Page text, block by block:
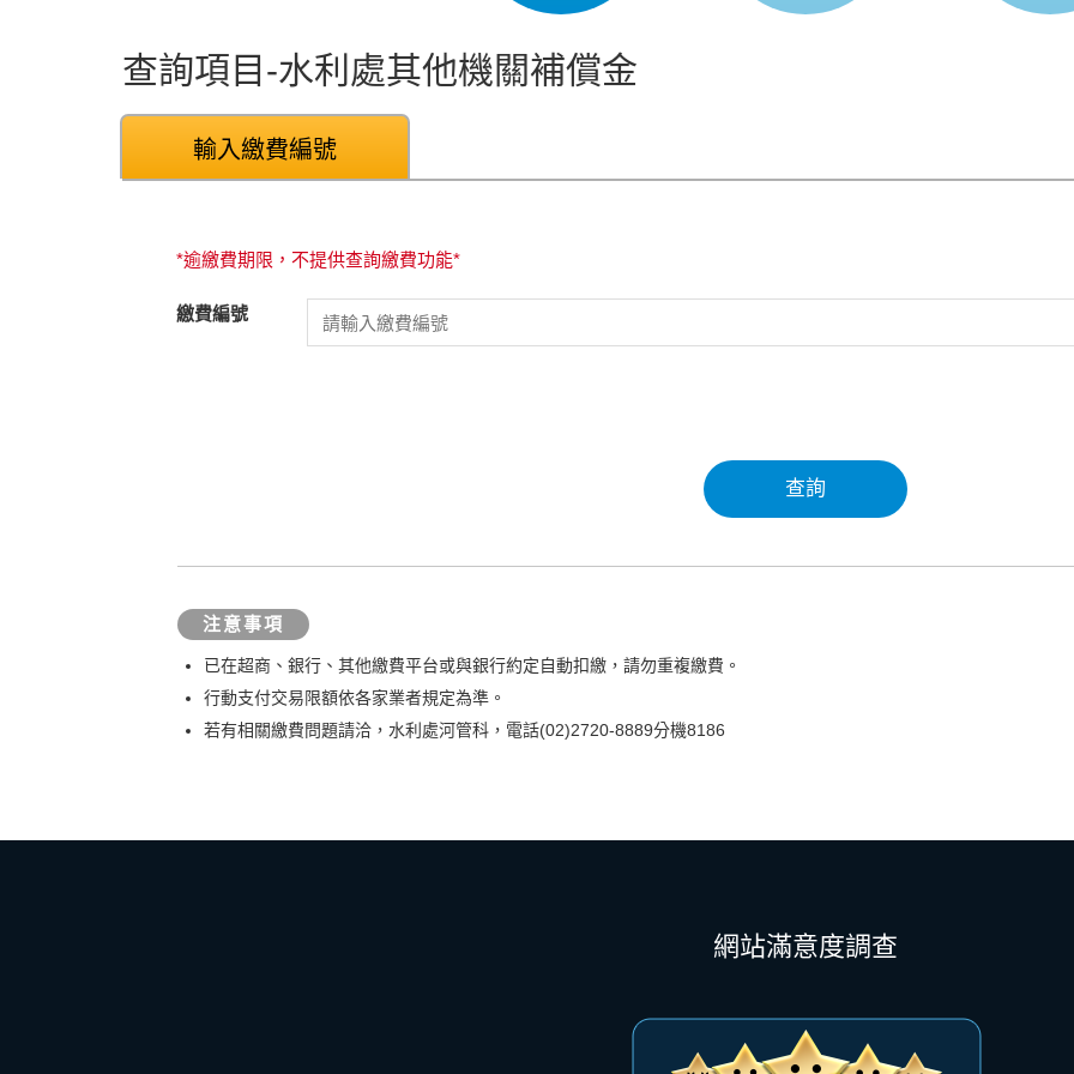
查詢項目-水利處其他機關補償金
輸入繳費編號
*逾繳費期限，不提供查詢繳費功能*
繳費編號
查詢
注意事項
已在超商、銀行、其他繳費平台或與銀行約定自動扣繳，請勿重複繳費。
行動支付交易限額依各家業者規定為準。
若有相關繳費問題請洽，水利處河管科，電話(02)2720-8889分機8186
網站滿意度調查